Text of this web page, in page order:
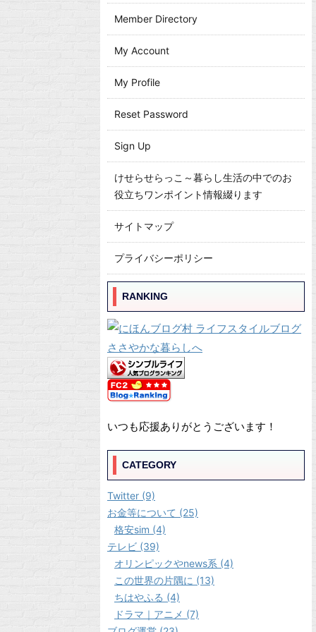
Member Directory
My Account
My Profile
Reset Password
Sign Up
けせらせらっこ～暮らし生活の中でのお
役立ちワンポイント情報綴ります
サイトマップ
プライバシーポリシー
RANKING
いつも応援ありがとうございます！
CATEGORY
Twitter (9)
お金等について (25)
格安sim (4)
テレビ (39)
オリンピックやnews系 (4)
この世界の片隅に (13)
ちはやふる (4)
ドラマ｜アニメ (7)